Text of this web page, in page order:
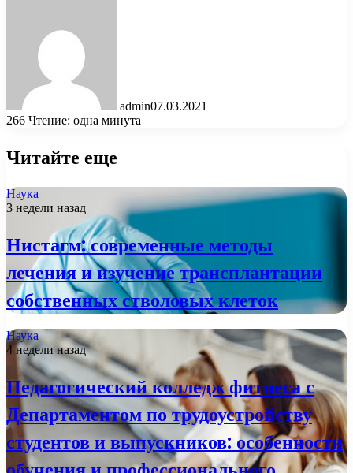
admin07.03.2021
266 Чтение: одна минута
Читайте еще
Наука
3 недели назад
Нистагм: современные методы
лечения и изучение трансплантации
собственных стволовых клеток
Наука
4 недели назад
Педагогический колледж фитнеса с
Департаментом по трудоустройству
студентов и выпускников: особенности